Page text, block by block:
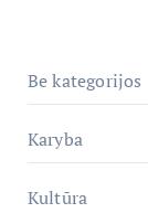
Be kategorijos
Karyba
Kultūra